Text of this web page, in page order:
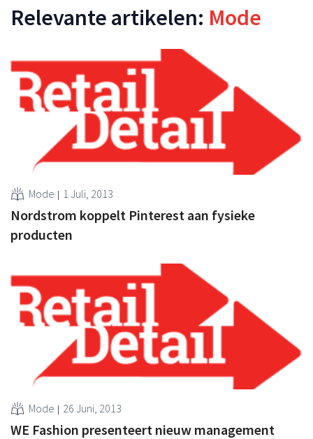
Relevante artikelen: Mode
Mode 1 Juli, 2013
Nordstrom koppelt Pinterest aan fysieke
producten
Mode 26 Juni, 2013
WE Fashion presenteert nieuw management